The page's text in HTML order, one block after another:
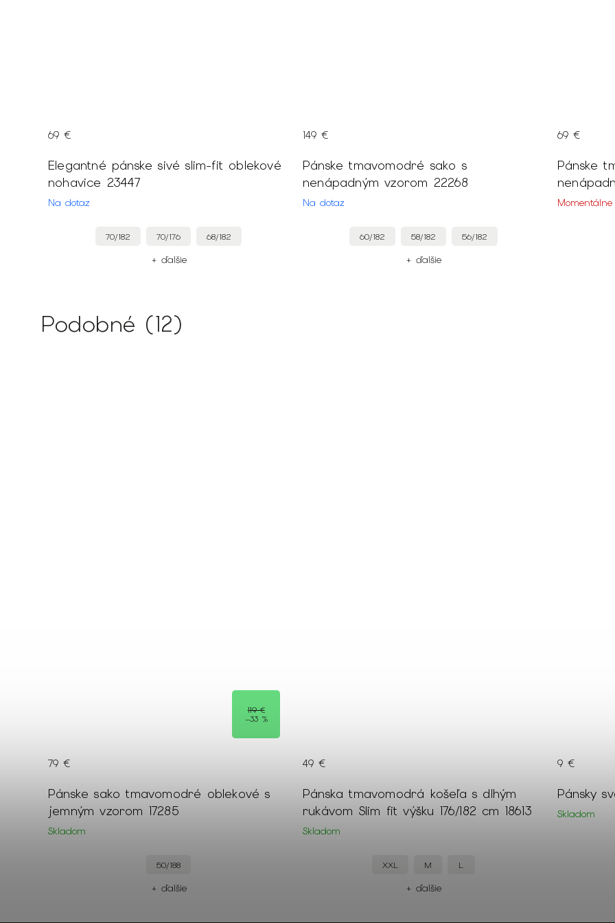
Elegantné pánske sivé slim-fit oblekové
nohavice 23447
Na dotaz
69 €
70/182 70/176 68/182
+ ďalšie
Pánske tmavomodré sako s
nenápadným vzorom 22268
Na dotaz
149 €
60/182 58/182 56/182
+ ďalšie
Pánske
69 €
Podobné (12)
119 €
–33 %
Pánske sako tmavomodré oblekové s
jemným vzorom 17285
Skladom
79 €
50/188
+ ďalšie
Pánska tmavomodrá košeľa s dlhým
rukávom Slim fit výšku 176/182 cm 18613
Skladom
49 €
XXL M L
+ ďalšie
Pánsky
Skladom
9 €